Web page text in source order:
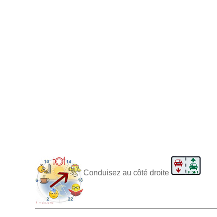
Conduisez au côté droite